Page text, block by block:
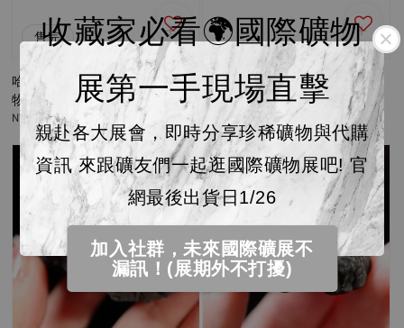
收藏家必看🌍國際礦物
展第一手現場直擊
親赴各大展會，即時分享珍稀礦物與代購
資訊 來跟礦友們一起逛國際礦物展吧! 官
網最後出貨日1/26
加入社群，未來國際礦展不
漏訊！(展期外不打擾)
售完
哈薩克天青石｜2025土桑礦
物展選品 25B133C
Regular
price
NT$ 3,100
德國 絨毛 軟錳礦｜2025土桑
礦物展選品 25B66
Regular
price
NT$ 2,300